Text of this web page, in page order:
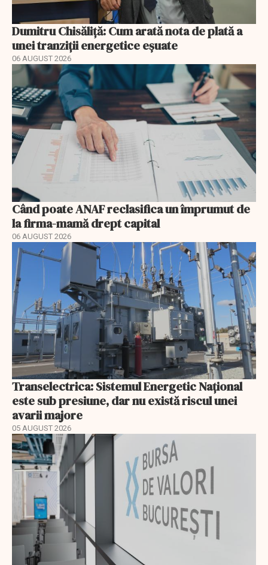
Dumitru Chisăliță: Cum arată nota de plată a
unei tranziții energetice eșuate
06 AUGUST 2026
Când poate ANAF reclasifica un împrumut de
la firma-mamă drept capital
06 AUGUST 2026
Transelectrica: Sistemul Energetic Național
este sub presiune, dar nu există riscul unei
avarii majore
05 AUGUST 2026